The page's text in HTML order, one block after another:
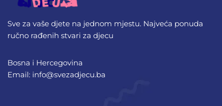
Sve za vaše djete na jednom mjestu. Najveća ponuda
ručno rađenih stvari za djecu
Bosna i Hercegovina
Email: info@svezadjecu.ba